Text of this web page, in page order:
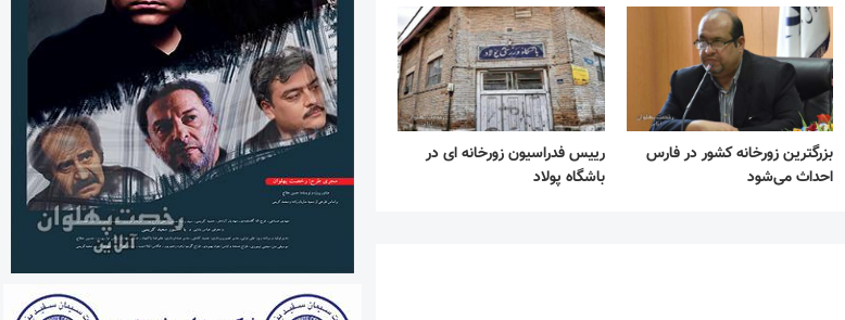
بزرگترین زورخانه کشور در فارس
احداث می‌شود
رییس فدراسیون زورخانه ای در
باشگاه پولاد